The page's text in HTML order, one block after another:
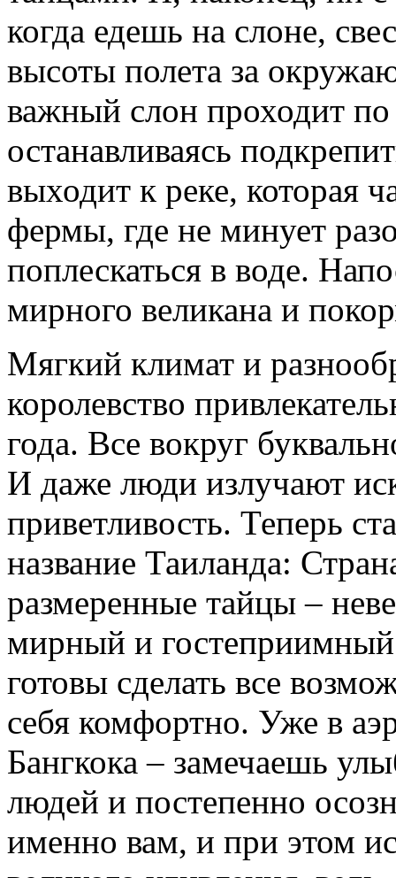
когда едешь на слоне,
высоты полета за
важный слон проходит
останавливаясь
выходит к реке, которая
фермы, где не минует
поплескаться в воде.
мирного великана и
Мягкий климат и
королевство
года. Все вокруг
И даже люди излучают
приветливость. Теперь
название Таиланда:
размеренные тайцы –
мирный и
готовы сделать все
себя комфортно. Уже в
Бангкока – замечаешь
людей и постепенно
именно вам, и при этом